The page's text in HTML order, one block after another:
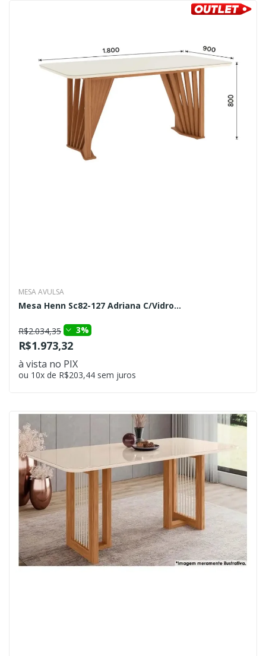
MESA AVULSA
Mesa Henn Sc82-127 Adriana C/Vidro...
R$2.034,35 3%
R$1.973,32
à vista no PIX
ou 10x de R$203,44 sem juros